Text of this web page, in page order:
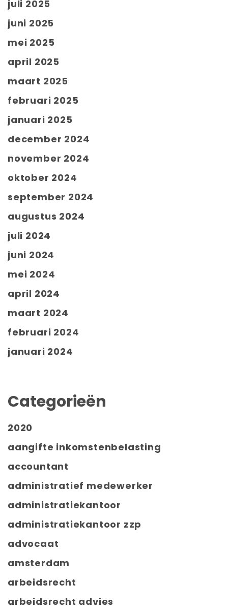
juli 2025
juni 2025
mei 2025
april 2025
maart 2025
februari 2025
januari 2025
december 2024
november 2024
oktober 2024
september 2024
augustus 2024
juli 2024
juni 2024
mei 2024
april 2024
maart 2024
februari 2024
januari 2024
Categorieën
2020
aangifte inkomstenbelasting
accountant
administratief medewerker
administratiekantoor
administratiekantoor zzp
advocaat
amsterdam
arbeidsrecht
arbeidsrecht advies